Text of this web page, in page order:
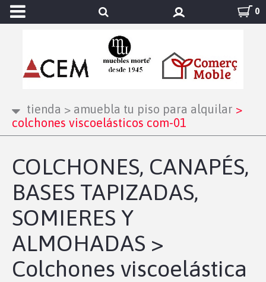
0
tienda > amuebla tu piso para alquilar >
colchones viscoelásticos com-01
COLCHONES, CANAPÉS,
BASES TAPIZADAS,
SOMIERES Y
ALMOHADAS >
Colchones viscoelástica